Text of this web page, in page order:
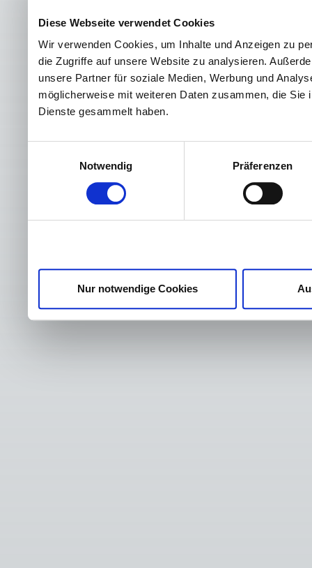
Diese Webseite verwendet Cookies
Wir verwenden Cookies, um Inhalte und Anzeigen zu
die Zugriffe auf unsere Website zu analysieren.
unsere Partner für soziale Medien, Werbung und
möglicherweise mit weiteren Daten zusammen, die
Dienste gesammelt haben.
Notwendig
Präferenzen
Nur notwendige Cookies